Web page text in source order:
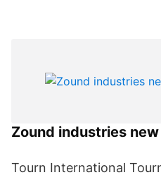
Zound industries
Tourn International